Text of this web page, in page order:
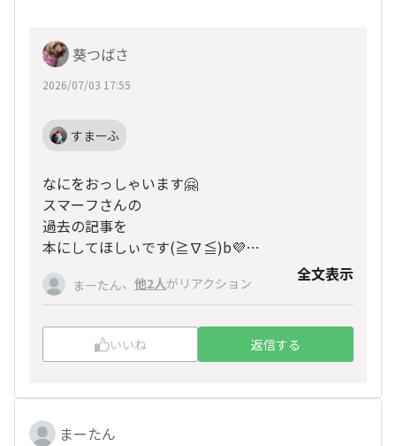
葵つばさ
2026/07/03 17:55
すまーふ
なにをおっしゃいます🤗
スマーフさんの
過去の記事を
本にしてほしぃです(≧∇≦)b💜
めっちゃんこファイビーアレンジや
お土産品物や飲食や
スマーフさんドキュメントが見れて
楽しくてしょうがないです(≧∇≦)b🌈
ここはリツイートがないから無念だ😭
まーたん、 他2人がリアクション 全文表示
いいね 返信する
まーたん